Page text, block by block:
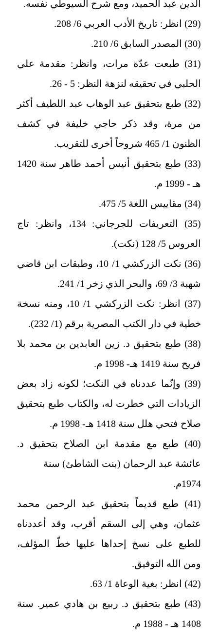
الدين عبد الحميد، ومع شرح السيوطي نفسه.
(29) انظر: تاريخ الأدب العربي 6/ 208.
(30) المصدر السابق 6/ 210.
(31) طبعت عدّة مرات، وانظر: مقدمة علي
الحلبي في تحقيقه لنزهة النظر: 5 - 26.
(32) طبع بتحقيق عبد الوهاب عبد اللطيف أكثر
من مرة، وقد ذكر حاجي خليفة في كشف
الظنون 1/ 465 شروحاً أخرى للتقريب.
(33) طبع بتحقيق أنيس أحمد طاهر سنة 1420
هـ - 1999 م.
(34) مقاييس اللغة 5/ 475.
(35) التعريفات للجرجاني: 134، وانظر: تاج
العروس 5/ 128 (نكت).
(36) نكت الزركشي 1/ 10، وطبقات ابن قاضي
شهبة 3/ 69، والبحر الذي زخر 1/ 241.
(37) انظر: نكت الزركشي 1/ 10، ومنه نسخة
خطية في دار الكتب المصرية برقم (1/ 232).
(38) طبع بتحقيق د. زين العابدين بن محمد بلا
فريح سنة 1419 هـ- 1998 م.
(39) وإنّما عددناه في النكت؛ لكونه زاد بعض
الزيادات التي خطرت له، والكتاب طبع بتحقيق
صلاح فتحي هلل سنة 1418 هـ- 1998 م.
(40) طبع مع مقدمة ابن الصلاح بتحقيق د.
عائشة عبد الرحمان (بنت الشاطئ) سنة
1974م.
(41) طبع قديماً بتحقيق عبد الرحمن محمد
عثمان، وهي إلى السقم أقرب، وقد أعددناه
للطبع على نسخ إحداها عليها خطّ المؤلف،
ومن الله التوفيق.
(42) انظر: بغية الوعاة 1/ 63.
(43) طبع بتحقيق د. ربيع بن هادي عمير. سنة
1408 هـ - 1988 م.